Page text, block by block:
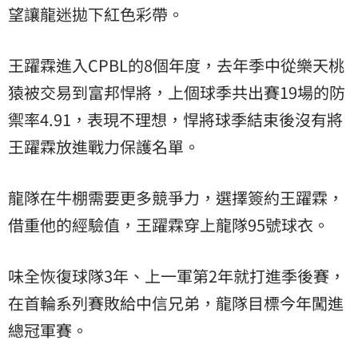
望讓龍迷拋下紅色彩帶。
王躍霖進入CPBL的8個年度，去年季中從樂天桃
猿被交易到富邦悍將，上個球季共出賽19場的防
禦率4.91，表現不理想，悍將球季結束後沒有將
王躍霖放進戰力保護名單。
龍隊在牛棚需要更多競爭力，選擇簽約王躍霖，
借重他的經驗值，王躍霖穿上龍隊95號球衣。
味全恢復球隊3年、上一軍第2年就打進季後賽，
在首輪系列賽敗給中信兄弟，龍隊目標今年闖進
總冠軍賽。